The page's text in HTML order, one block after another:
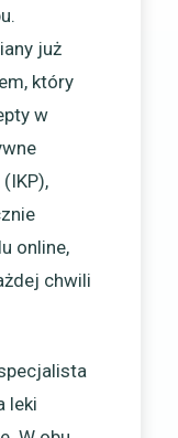
już
który
w
online,
chwili
leki